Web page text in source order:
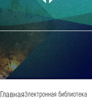
ГлавнаяЭлектронная библиотека